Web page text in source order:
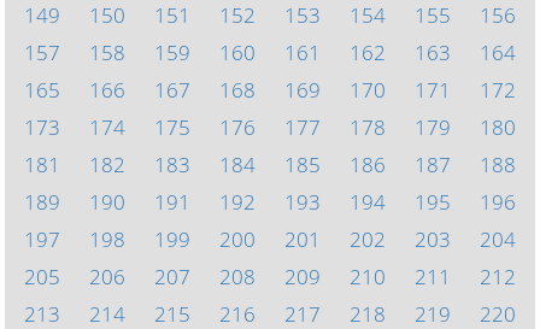
149
150 151 152 153 154 155
156
157
158 159 160 161 162 163
164
165
166 167 168 169 170 171
172
173
174 175 176 177 178 179
180
181
182 183 184 185 186 187
188
189
190 191 192 193 194 195
196
197
198 199 200 201 202 203
204
205
206 207 208 209 210 211
212
213
214 215 216 217 218 219
220